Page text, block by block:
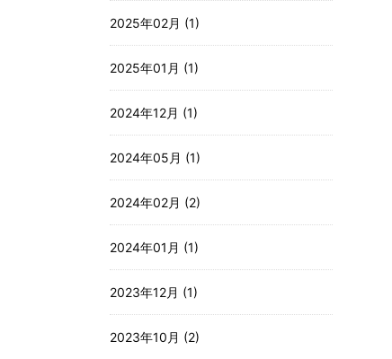
2025年02月 (1)
2025年01月 (1)
2024年12月 (1)
2024年05月 (1)
2024年02月 (2)
2024年01月 (1)
2023年12月 (1)
2023年10月 (2)